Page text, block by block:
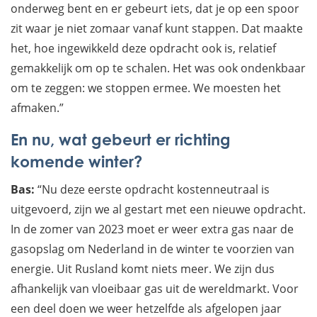
onderweg bent en er gebeurt iets, dat je op een spoor
zit waar je niet zomaar vanaf kunt stappen. Dat maakte
het, hoe ingewikkeld deze opdracht ook is, relatief
gemakkelijk om op te schalen. Het was ook ondenkbaar
om te zeggen: we stoppen ermee. We moesten het
afmaken.”
En nu, wat gebeurt er richting
komende winter?
Bas: “Nu deze eerste opdracht kostenneutraal is
uitgevoerd, zijn we al gestart met een nieuwe opdracht.
In de zomer van 2023 moet er weer extra gas naar de
gasopslag om Nederland in de winter te voorzien van
energie. Uit Rusland komt niets meer. We zijn dus
afhankelijk van vloeibaar gas uit de wereldmarkt. Voor
een deel doen we weer hetzelfde als afgelopen jaar